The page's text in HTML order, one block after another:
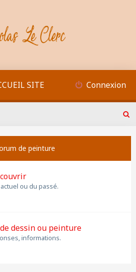
SITE Connexion
de peinture
ou du passé.
dessin ou peinture
informations.